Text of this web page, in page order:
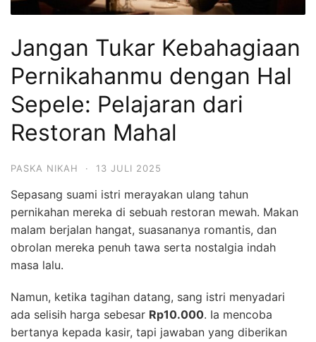
Jangan Tukar Kebahagiaan
Pernikahanmu dengan Hal
Sepele: Pelajaran dari
Restoran Mahal
PASKA NIKAH · 13 JULI 2025
Sepasang suami istri merayakan ulang tahun
pernikahan mereka di sebuah restoran mewah. Makan
malam berjalan hangat, suasananya romantis, dan
obrolan mereka penuh tawa serta nostalgia indah
masa lalu.
Namun, ketika tagihan datang, sang istri menyadari
ada selisih harga sebesar Rp10.000. Ia mencoba
bertanya kepada kasir, tapi jawaban yang diberikan